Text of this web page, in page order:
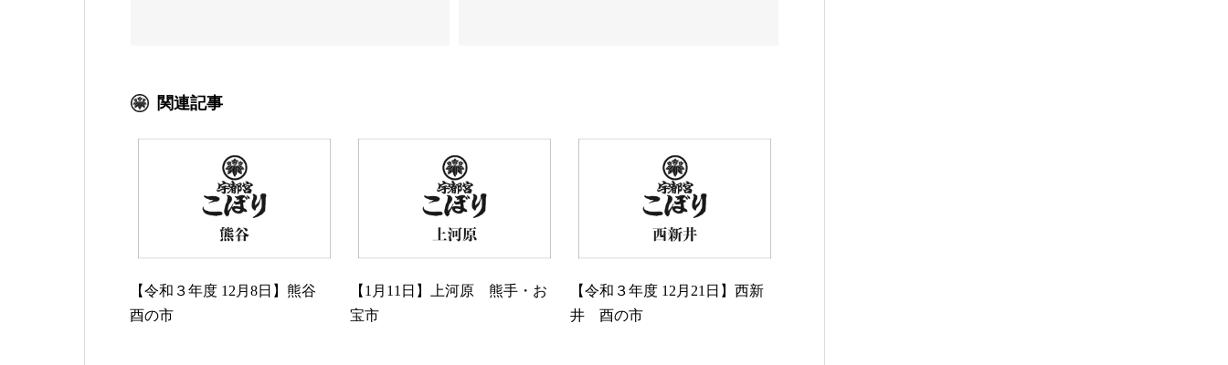
関連記事
【令和３年度 12月8日】熊谷
酉の市
【1月11日】上河原 熊手・お
宝市
【令和３年度 12月21日】西新
井 酉の市